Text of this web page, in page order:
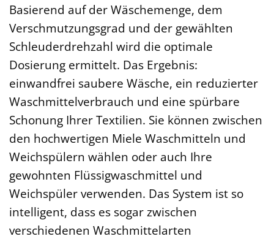
Basierend auf der Wäschemenge, dem
Verschmutzungsgrad und der gewählten
Schleuderdrehzahl wird die optimale
Dosierung ermittelt. Das Ergebnis:
einwandfrei saubere Wäsche, ein reduzierter
Waschmittelverbrauch und eine spürbare
Schonung Ihrer Textilien. Sie können zwischen
den hochwertigen Miele Waschmitteln und
Weichspülern wählen oder auch Ihre
gewohnten Flüssigwaschmittel und
Weichspüler verwenden. Das System ist so
intelligent, dass es sogar zwischen
verschiedenen Waschmittelarten